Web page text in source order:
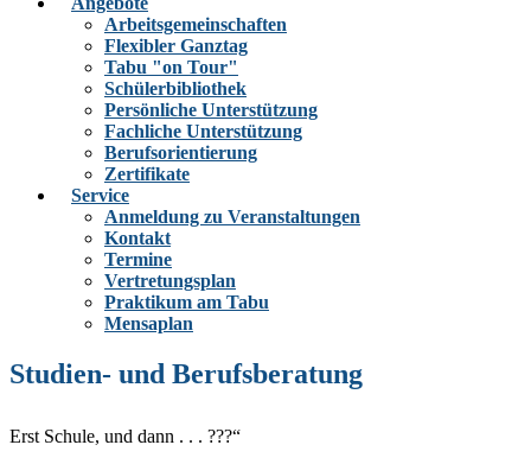
Arbeitsgemeinschaften
Flexibler Ganztag
Tabu "on Tour"
Schülerbibliothek
Persönliche Unterstützung
Fachliche Unterstützung
Berufsorientierung
Zertifikate
Service
Anmeldung zu Veranstaltungen
Kontakt
Termine
Vertretungsplan
Praktikum am Tabu
Mensaplan
Studien- und Berufsberatung
Erst Schule, und dann . . . ???“